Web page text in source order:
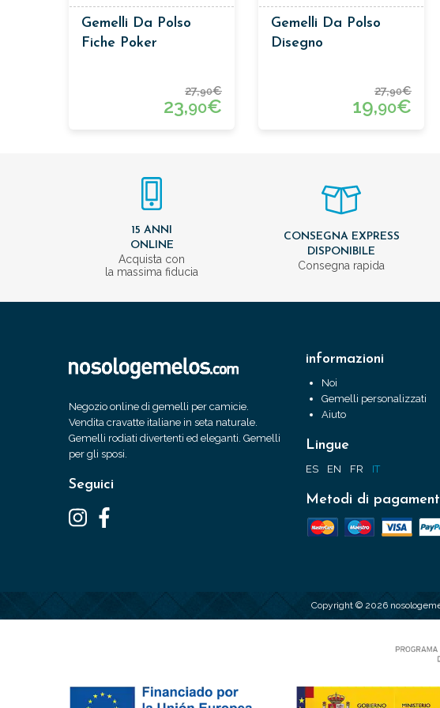
Gemelli Da Polso
Fiche Poker
27,90€
23,90€
Gemelli Da Polso
Disegno
27,90€
19,90€
15 ANNI
ONLINE
Acquista con
la massima fiducia
CONSEGNA EXPRESS
DISPONIBILE
Consegna rapida
Negozio online di gemelli per camicie.
Vendita cravatte italiane in seta naturale.
Gemelli rodiati divertenti ed eleganti. Gemelli
per gli sposi.
Seguici
informazioni
Noi
Gemelli personalizzati
Aiuto
Lingue
ES EN FR IT
Metodi di
Copyright © 2026